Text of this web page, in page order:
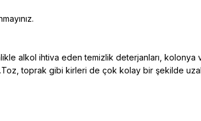
alkol ihtiva eden temizlik deterjanları, kolonya
toprak gibi kirleri de çok kolay bir şekilde